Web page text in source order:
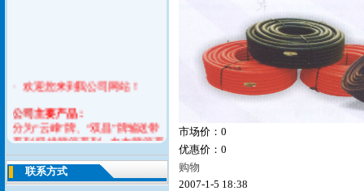
· 欢迎您来到我公司网站！
公司主要产品：
分为“云峰”牌、“双昌”牌输送带
系列,吸排胶管系列，夹布胶管系
列，耐酸碱胶管系列，平型传送
带系列，橡胶V带系列，橡胶止
水带，模制品系列六大产品。
联系方式
市场价：0
优惠价：0
购物
2007-1-5 18:38